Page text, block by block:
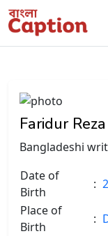
Faridur
Bangladeshi
Date of
Birth
:
Place of
Birth
: